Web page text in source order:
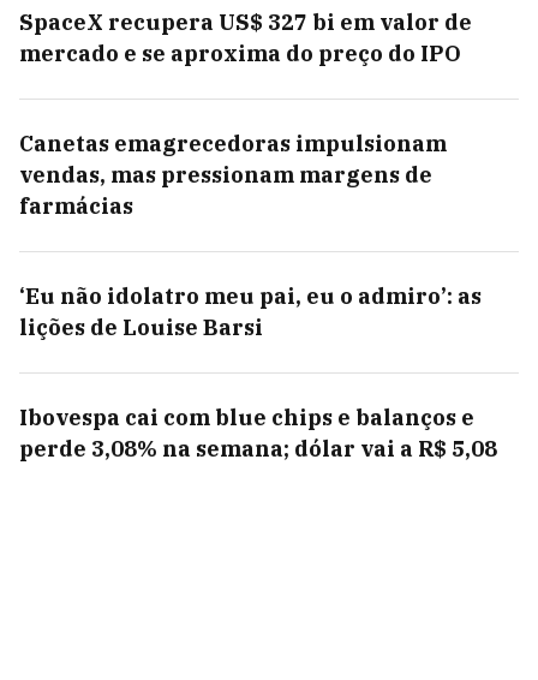
SpaceX recupera US$ 327 bi em valor de
mercado e se aproxima do preço do IPO
Canetas emagrecedoras impulsionam
vendas, mas pressionam margens de
farmácias
‘Eu não idolatro meu pai, eu o admiro’: as
lições de Louise Barsi
Ibovespa cai com blue chips e balanços e
perde 3,08% na semana; dólar vai a R$ 5,08